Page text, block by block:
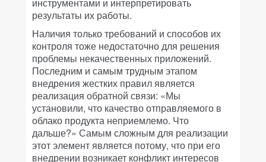
результаты их работы.
Наличия только требований и способов их
контроля тоже недостаточно для решения
проблемы некачественных приложений.
Последним и самым трудным этапом
внедрения жестких правил является
реализация обратной связи: «Мы
установили, что качество отправляемого в
облако продукта неприемлемо. Что
дальше?» Самым сложным для реализации
этот элемент является потому, что при его
внедрении возникает конфликт интересов